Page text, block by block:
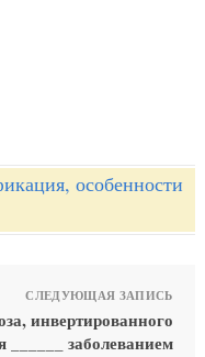
особенности
СЛЕДУЮЩАЯ ЗАПИСЬ
инвертированного
______ заболеванием